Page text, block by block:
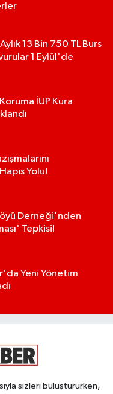
13 Bin 750 TL Burs
1 Eylül'de
İUP Kura
Yolu!
Derneği'nden
Tepkisi!
Yeni Yönetim
sizleri buluştururken,